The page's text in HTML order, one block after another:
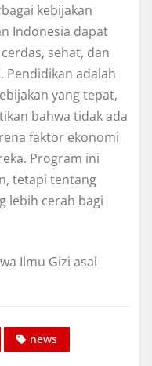
kebijakan
Indonesia dapat
sehat, dan
Pendidikan adalah
yang tepat,
bahwa tidak ada
faktor ekonomi
Program ini
tetapi tentang
lebih cerah bagi
Ilmu Gizi asal
news